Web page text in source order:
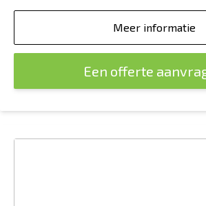
Meer informatie
Een offerte